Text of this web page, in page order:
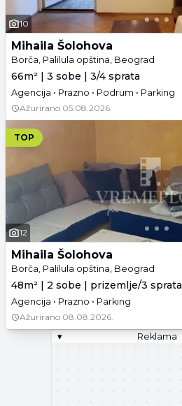
10
Mihaila Šolohova
Borča, Palilula opština, Beograd
66m² | 3 sobe | 3/4 sprata
Agencija • Prazno • Podrum • Parking
Ažurirano 05.08.2026.
TOP
12
Mihaila Šolohova
Borča, Palilula opština, Beograd
48m² | 2 sobe | prizemlje/3 sprata
Agencija • Prazno • Parking
Ažurirano 08.08.2026.
▾
Reklama